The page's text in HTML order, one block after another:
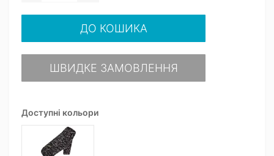
Доступні кольори
ДО КОШИКА
ШВИДКЕ ЗАМОВЛЕННЯ